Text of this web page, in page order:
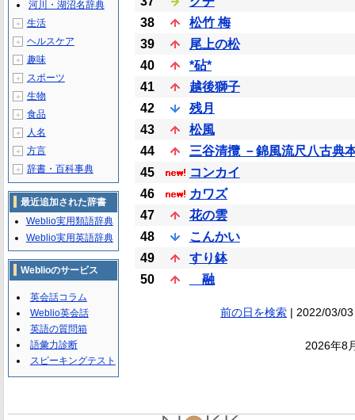
38
松竹 梅
39
尾上の松
40
*砧*
41
越後獅子
42
残月
43
松風
44
三谷清攬 －錦風流尺八古典
45
コンカイ
46
カワズ
47
花の雲
48
こんかい
49
すり鉢
50
融
前の日を検索| 2022/03/
2026年8
河川・湖沼名辞典
＋ 生活
＋ ヘルスケア
＋ 趣味
＋ スポーツ
＋ 生物
＋ 食品
＋ 人名
＋ 方言
＋ 辞書・百科事典
最近追加された辞書
Weblio実用類語辞典
Weblio実用英語辞典
Weblioのサービス
英会話コラム
Weblio英会話
英語の質問箱
語彙力診断
スピーキングテスト